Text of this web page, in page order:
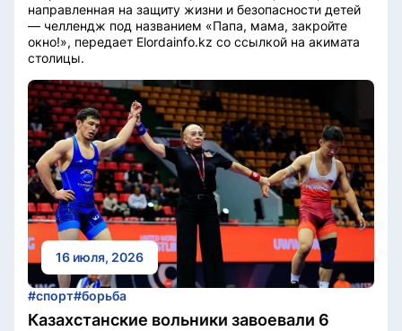
направленная на защиту жизни и безопасности детей
— челлендж под названием «Папа, мама, закройте
окно!», передает Elordainfo.kz со ссылкой на акимата
столицы.
16 июля, 2026
#спорт#борьба
Казахстанские вольники завоевали 6